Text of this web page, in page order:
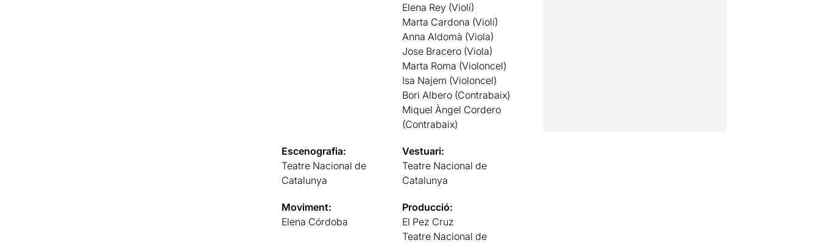
Elena Rey (Violí)
Marta Cardona (Violí)
Anna Aldomà (Viola)
Jose Bracero (Viola)
Marta Roma (Violoncel)
Isa Najem (Violoncel)
Bori Albero (Contrabaix)
Miquel Àngel Cordero
(Contrabaix)
Escenografia:
Teatre Nacional de
Catalunya
Vestuari:
Teatre Nacional de
Catalunya
Moviment:
Elena Córdoba
Producció:
El Pez Cruz
Teatre Nacional de